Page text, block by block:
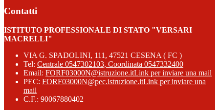
Contatti
ISTITUTO PROFESSIONALE DI STATO "VERSARI
MACRELLI"
VIA G. SPADOLINI, 111, 47521 CESENA ( FC )
Tel: Centrale 0547302103, Coordinata 0547332400
Email: FORF03000N@istruzione.itLink per inviare una mail
PEC: FORF03000N@pec.istruzione.itLink per inviare una
mail
C.F.: 90067880402